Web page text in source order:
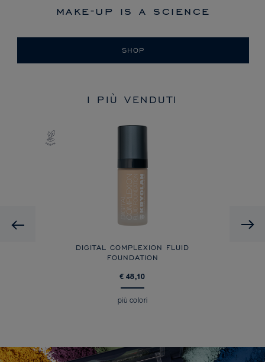
make-up is a science
SHOP
I PIÙ VENDUTI
Previous
DIGITAL COMPLEXION FLUID
FOUNDATION
€ 48,10
più colori